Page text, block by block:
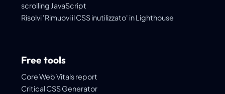
scrolling JavaScript
Risolvi 'Rimuovi il CSS inutilizzato' in Lighthouse
Free tools
Core Web Vitals report
Critical CSS Generator